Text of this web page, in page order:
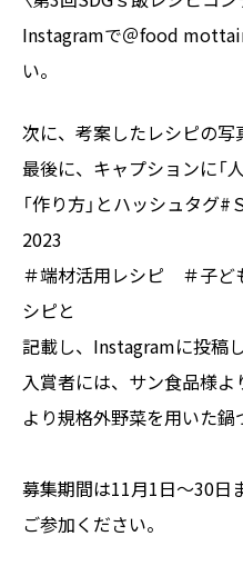
Instagramで＠food
い。
次に、考案したレシピの写
最後に、キャプションに「人
「作り方」とハッシュタグ
2023
＃端材活用レシピ ＃子ど
シピと
記載し、Instagramに投稿
入賞者には、サン食品様
より規格外野菜を用いた鍋
募集期間は11月1日～30日
ご参加ください。